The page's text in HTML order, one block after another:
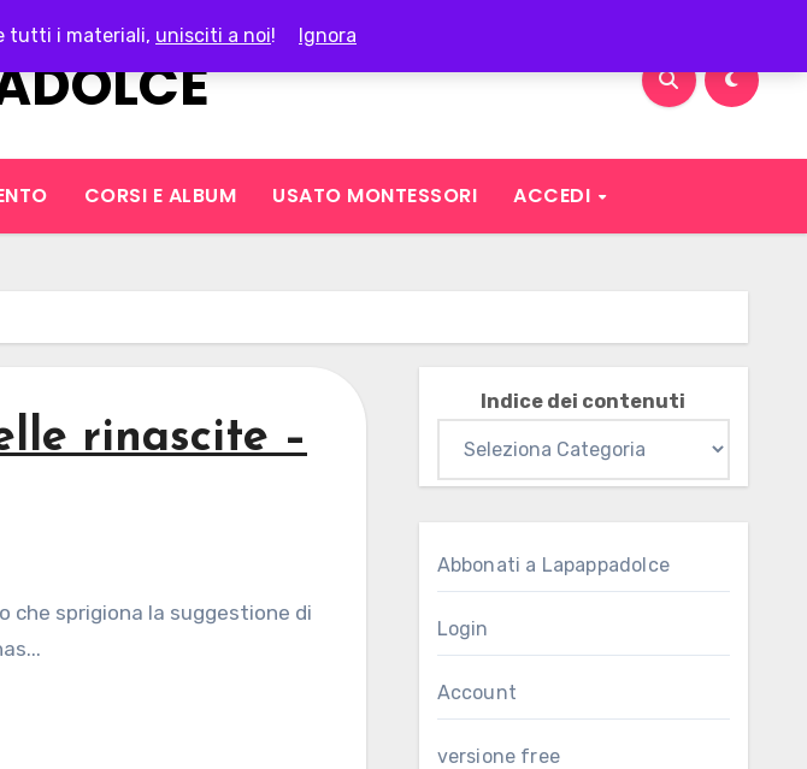
tutti i materiali, unisciti a noi! Ignora
CORSI E ALBUM USATO MONTESSORI ACCEDI
rinascite –
Indice dei contenuti
Abbonati a Lapappadolce
Login
Account
versione free